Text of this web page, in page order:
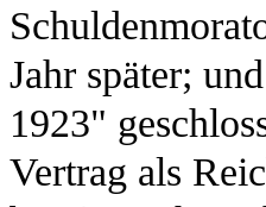
Jahr später;
1923"
Vertrag als